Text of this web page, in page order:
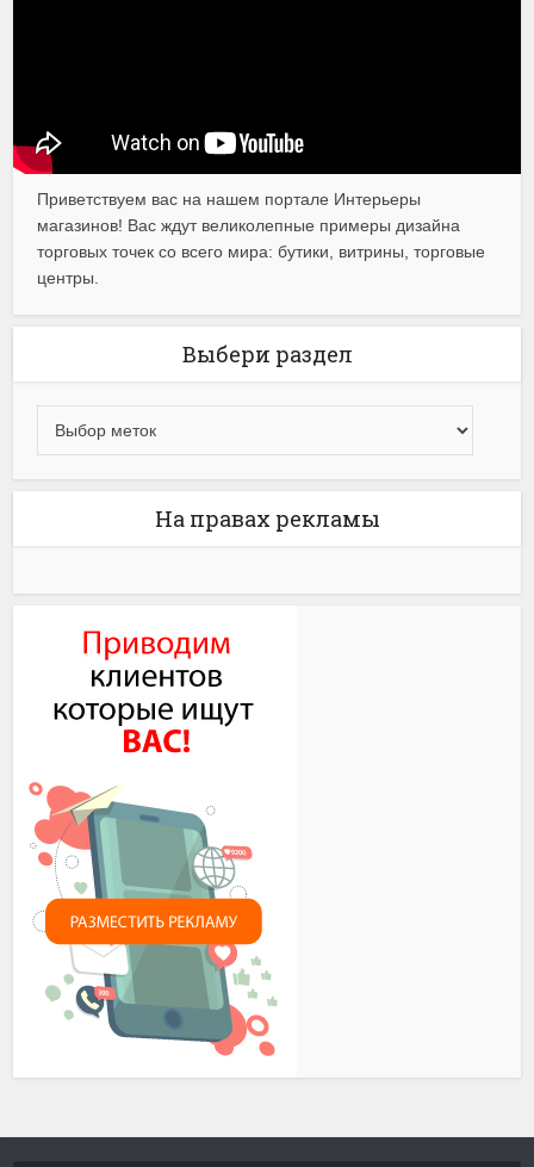
Приветствуем вас на нашем портале Интерьеры
магазинов! Вас ждут великолепные примеры дизайна
торговых точек со всего мира: бутики, витрины, торговые
центры.
Выбери раздел
На правах рекламы